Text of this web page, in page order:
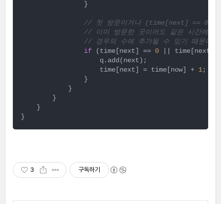
                }
// 첫 방문이거나 (time[next] == 0)
// 이미 방문한 곳이어도 같은 시간에
// 경우의 수에 추가될 수 있기 때문에
if (time[next] == 0 || time[next]
                    q.add(next);
                    time[next] = time[now] +
1 ;
                }
            }
        }
    }
}
3 구독하기